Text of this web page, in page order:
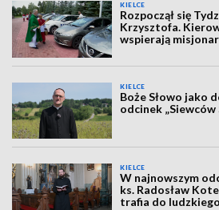
KIELCE
Rozpoczął się
Krzysztofa.
wspierają
KIELCE
Boże Słowo jako
odcinek „Siewców
KIELCE
W najnowszym
ks. Radosław
trafia do